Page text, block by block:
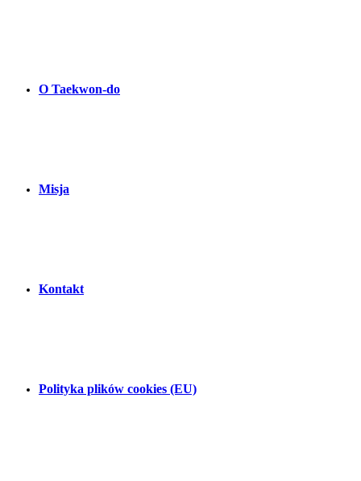
O Taekwon-do
Misja
Kontakt
Polityka plików cookies (EU)